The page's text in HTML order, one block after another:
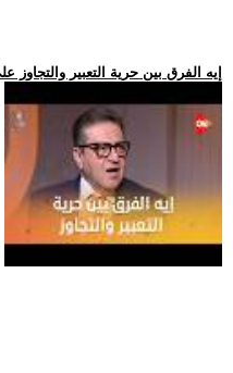
.. إيه الفرق بين حرية التعبير